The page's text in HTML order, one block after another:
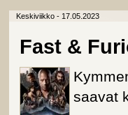
Keskiviikko - 17.05.2023
Fast &
saavat